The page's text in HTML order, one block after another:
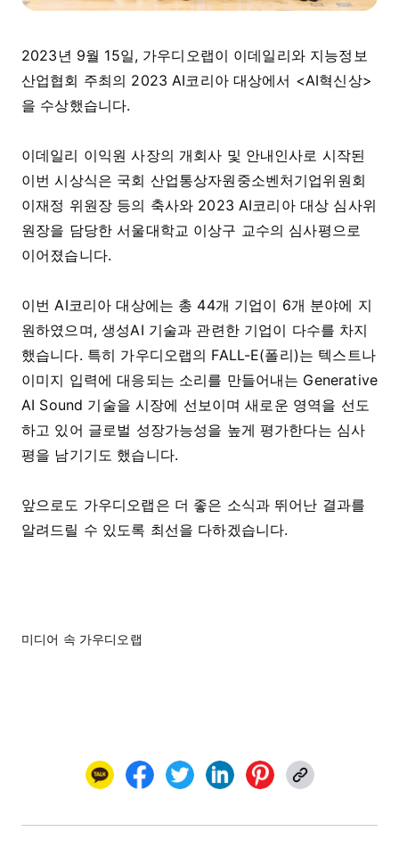
2023년 9월 15일, 가우디오랩이 이데일리와 지능정보
산업협회 주최의 2023 AI코리아 대상에서 <AI혁신상>
을 수상했습니다.
이데일리 이익원 사장의 개회사 및 안내인사로 시작된
이번 시상식은 국회 산업통상자원중소벤처기업위원회
이재정 위원장 등의 축사와 2023 AI코리아 대상 심사위
원장을 담당한 서울대학교 이상구 교수의 심사평으로
이어졌습니다.
이번 AI코리아 대상에는 총 44개 기업이 6개 분야에 지
원하였으며,생성AI 기술과 관련한 기업이 다수를 차지
했습니다. 특히 가우디오랩의 FALL-E(폴리)는 텍스트나
이미지 입력에 대응되는 소리를 만들어내는 Generative
AI Sound 기술을 시장에 선보이며 새로운 영역을 선도
하고 있어 글로벌 성장가능성을 높게 평가한다는 심사
평을 남기기도 했습니다.
앞으로도 가우디오랩은 더 좋은 소식과 뛰어난 결과를
알려드릴 수 있도록 최선을 다하겠습니다.
미디어 속 가우디오랩